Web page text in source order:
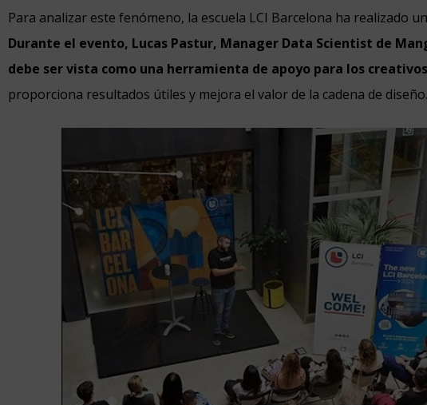
Para analizar este fenómeno, la escuela LCI Barcelona ha realizado
Durante el evento, Lucas Pastur, Manager Data Scientist de
debe ser vista como una herramienta de apoyo para los
proporciona resultados útiles y mejora el valor de la cadena de diseño.